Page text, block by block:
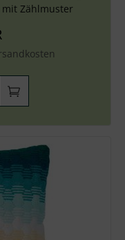
mit Zählmuster